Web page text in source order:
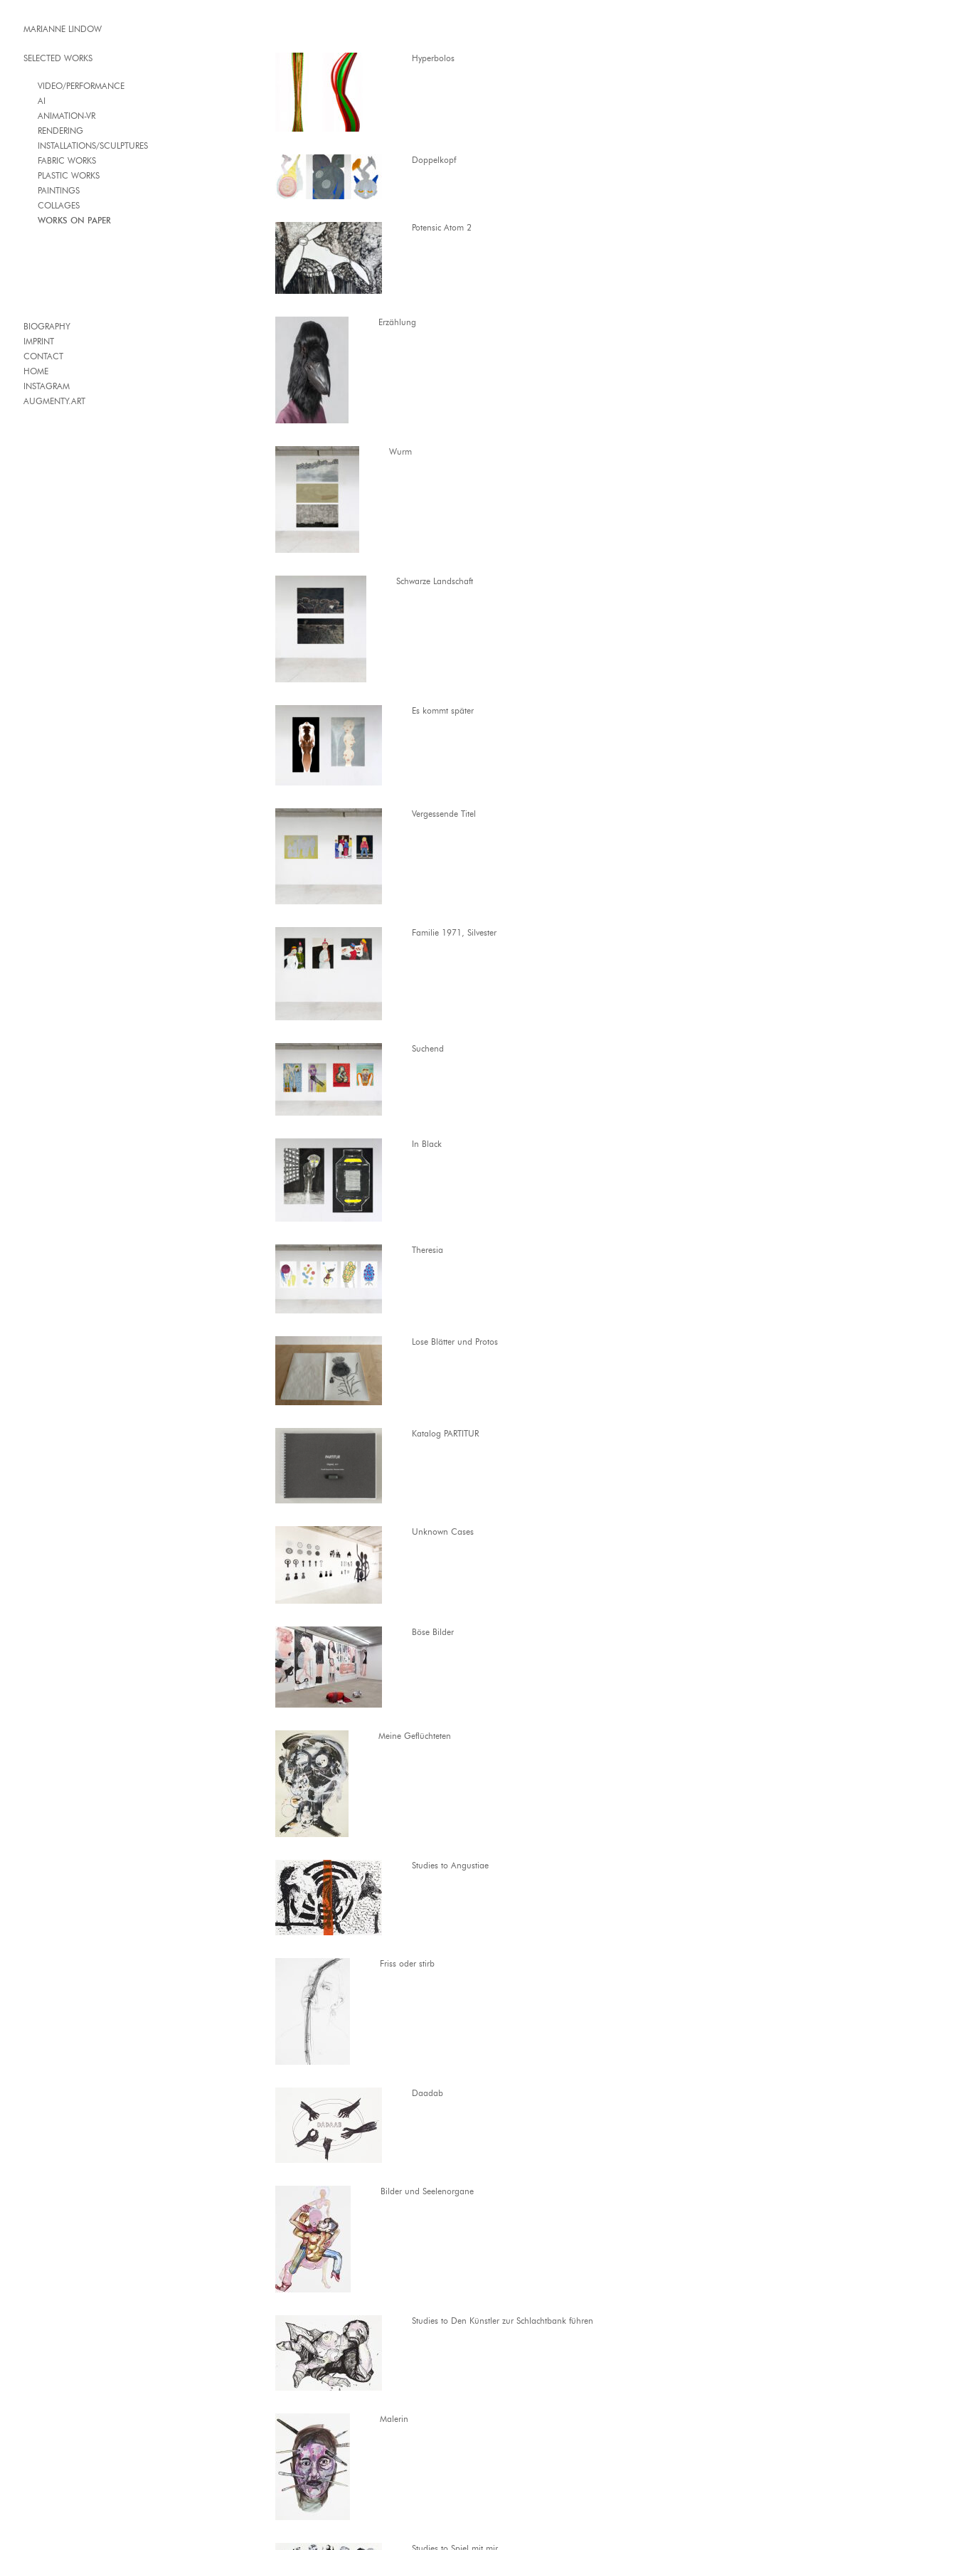
MARIANNE LINDOW
SELECTED WORKS
VIDEO/PERFORMANCE
AI
ANIMATION-VR
RENDERING
INSTALLATIONS/SCULPTURES
FABRIC WORKS
PLASTIC WORKS
PAINTINGS
COLLAGES
WORKS ON PAPER
BIOGRAPHY
IMPRINT
CONTACT
HOME
INSTAGRAM
AUGMENTY.ART
Hyperbolos
Doppelkopf
Potensic Atom 2
Erzählung
Wurm
Schwarze Landschaft
Es kommt später
Vergessende Titel
Familie 1971, Silvester
Suchend
In Black
Theresia
Lose Blätter und Protos
Katalog PARTITUR
Unknown Cases
Böse Bilder
Meine Geflüchteten
Studies to Angustiae
Friss oder stirb
Daadab
Bilder und Seelenorgane
Studies to Den Künstler zur Schlachtbank führen
Malerin